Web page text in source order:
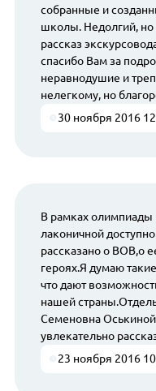
собранные и
школы. Недолгий,
рассказ
спасибо Вам за
неравнодушие и
нелегкому, но
30 ноября 2016
В рамках
лаконичной
рассказано о ВОВ,о
героях.Я думаю
что дают
нашей
Семеновна
увлекательно
23 ноября 2016